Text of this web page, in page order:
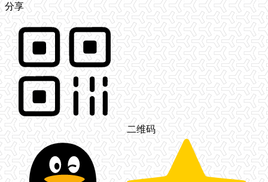
分享
二维码